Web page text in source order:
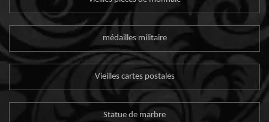
médailles militaire
Vieilles cartes postales
Statue de marbre